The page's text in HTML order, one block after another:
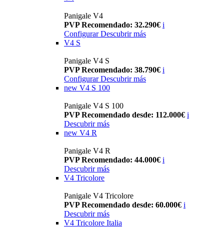
Panigale V4
PVP Recomendado: 32.290€ i
Configurar Descubrir más
V4 S
Panigale V4 S
PVP Recomendado: 38.790€ i
Configurar Descubrir más
new V4 S 100
Panigale V4 S 100
PVP Recomendado desde: 112.000€ i
Descubrir más
new V4 R
Panigale V4 R
PVP Recomendado: 44.000€ i
Descubrir más
V4 Tricolore
Panigale V4 Tricolore
PVP Recomendado desde: 60.000€ i
Descubrir más
V4 Tricolore Italia